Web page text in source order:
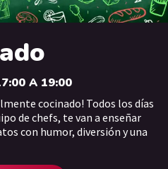
A 19:00
cocinado! Todos los días
de chefs, te van a enseñar
con humor, diversión y una